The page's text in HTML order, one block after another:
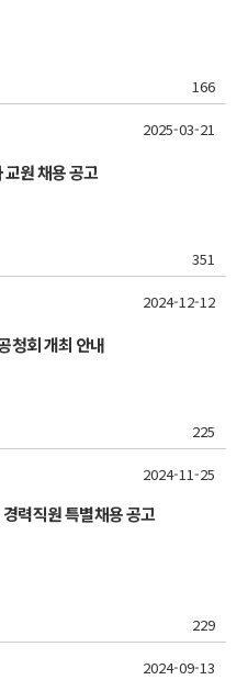
166
원 채용 공고
351
2025-03-21
청회 개최 안내
225
2024-12-12
력직원 특별채용 공고
229
2024-11-25
2024-09-13